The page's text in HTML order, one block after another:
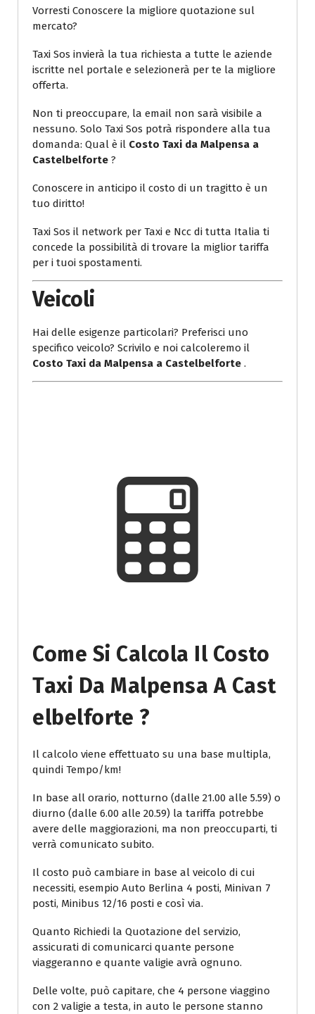
Vorresti Conoscere la migliore quotazione sul
mercato?
Taxi Sos invierà la tua richiesta a tutte le aziende
iscritte nel portale e selezionerà per te la migliore
offerta.
Non ti preoccupare, la email non sarà visibile a
nessuno. Solo Taxi Sos potrà rispondere alla tua
domanda: Qual è il Costo Taxi da Malpensa a
Castelbelforte ?
Conoscere in anticipo il costo di un tragitto è un
tuo diritto!
Taxi Sos il network per Taxi e Ncc di tutta Italia ti
concede la possibilità di trovare la miglior tariffa
per i tuoi spostamenti.
Veicoli
Hai delle esigenze particolari? Preferisci uno
specifico veicolo? Scrivilo e noi calcoleremo il
Costo Taxi da Malpensa a Castelbelforte .
Come Si Calcola Il Costo
Taxi Da Malpensa A Cast
Elbelforte ?
Il calcolo viene effettuato su una base multipla,
quindi Tempo/km!
In base all orario, notturno (dalle 21.00 alle 5.59) o
diurno (dalle 6.00 alle 20.59) la tariffa potrebbe
avere delle maggiorazioni, ma non preoccuparti, ti
verrà comunicato subito.
Il costo può cambiare in base al veicolo di cui
necessiti, esempio Auto Berlina 4 posti, Minivan 7
posti, Minibus 12/16 posti e così via.
Quanto Richiedi la Quotazione del servizio,
assicurati di comunicarci quante persone
viaggeranno e quante valigie avrà ognuno.
Delle volte, può capitare, che 4 persone viaggino
con 2 valigie a testa, in auto le persone stanno